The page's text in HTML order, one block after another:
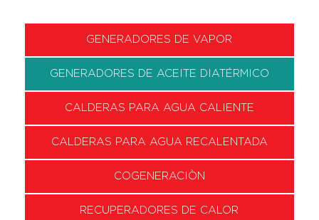
GENERADORES DE VAPOR
GENERADORES DE ACEITE DIATÉRMICO
CALDERAS PARA AGUA CALIENTE
CALDERAS PARA AGUA RECALENTADA
COGENERACIÒN
RECUPERADORES DE CALOR